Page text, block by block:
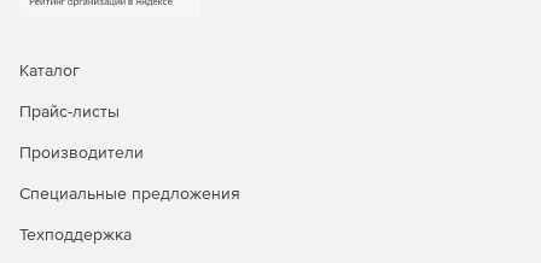
Каталог
Прайс-листы
Производители
Специальные предложения
Техподдержка